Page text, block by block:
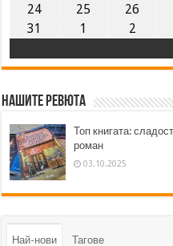
24
25 26
31
1 2
Нашите ревюта
Топ книгата:
роман
03.10.2025
Най-нови Тагове